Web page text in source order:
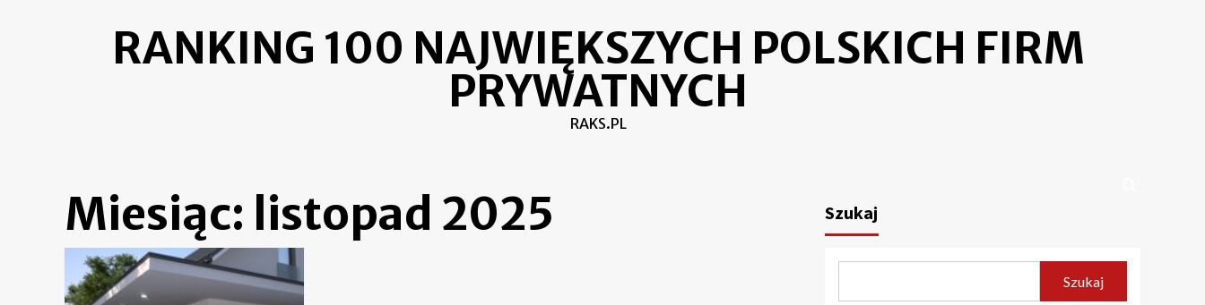
RANKING 100 NAJWIĘKSZYCH POLSKICH FIRM
PRYWATNYCH
RAKS.PL
Miesiąc: listopad 2025 Szukaj
Szukaj